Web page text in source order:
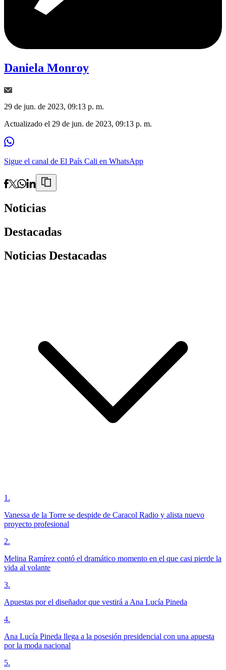
Daniela Monroy
29 de jun. de 2023, 09:13 p. m.
Actualizado el 29 de jun. de 2023, 09:13 p. m.
Sigue el canal de El País Cali en WhatsApp
Noticias
Destacadas
Noticias Destacadas
1 .
Vanessa de la Torre se despide de Caracol Radio y alista nuevo
proyecto profesional
2.
Melina Ramírez contó el dramático momento en el que casi pierde la
vida al volante
3.
Apuestas por el diseñador que vestirá a Ana Lucía Pineda
4.
Ana Lucía Pineda llega a la posesión presidencial con una apuesta
por la moda nacional
5.